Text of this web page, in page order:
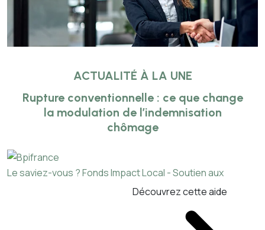
ACTUALITÉ À LA UNE
Rupture conventionnelle : ce que change
la modulation de l’indemnisation
chômage
Le saviez-vous ?Fonds Impact Local - Soutien aux
Découvrez cette aide